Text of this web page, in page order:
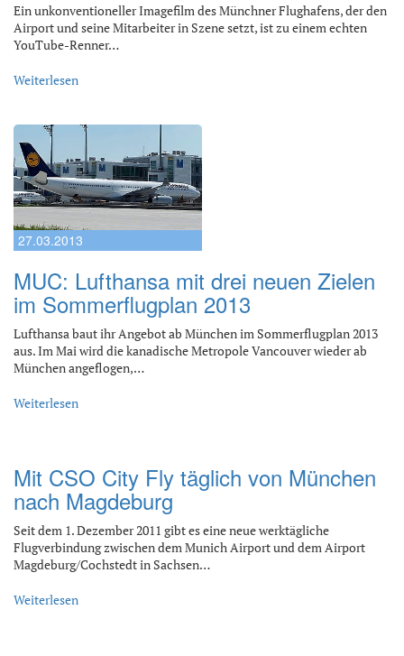
Ein unkonventioneller Imagefilm des Münchner Flughafens, der den
Airport und seine Mitarbeiter in Szene setzt, ist zu einem echten
YouTube-Renner…
Weiterlesen
27.03.2013
MUC: Lufthansa mit drei neuen Zielen
im Sommerflugplan 2013
Lufthansa baut ihr Angebot ab München im Sommerflugplan 2013
aus. Im Mai wird die kanadische Metropole Vancouver wieder ab
München angeflogen,…
Weiterlesen
Mit CSO City Fly täglich von München
nach Magdeburg
Seit dem 1. Dezember 2011 gibt es eine neue werktägliche
Flugverbindung zwischen dem Munich Airport und dem Airport
Magdeburg/Cochstedt in Sachsen…
Weiterlesen